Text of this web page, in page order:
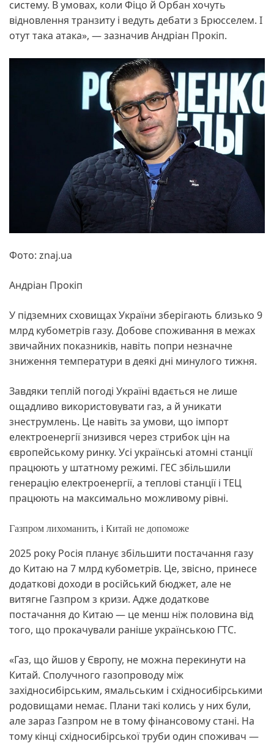
систему. В умовах, коли Фіцо й Орбан хочуть
відновлення транзиту і ведуть дебати з Брюсселем. І
отут така атака», — зазначив Андріан Прокіп.
Фото: znaj.ua
Андріан Прокіп
У підземних сховищах України зберігають близько 9
млрд кубометрів газу. Добове споживання в межах
звичайних показників, навіть попри незначне
зниження температури в деякі дні минулого тижня.
Завдяки теплій погоді Україні вдається не лише
ощадливо використовувати газ, а й уникати
знеструмлень. Це навіть за умови, що імпорт
електроенергії знизився через стрибок цін на
європейському ринку. Усі українські атомні станції
працюють у штатному режимі. ГЕС збільшили
генерацію електроенергії, а теплові станції і ТЕЦ
працюють на максимально можливому рівні.
Газпром лихоманить, і Китай не допоможе
2025 року Росія планує збільшити постачання газу
до Китаю на 7 млрд кубометрів. Це, звісно, принесе
додаткові доходи в російський бюджет, але не
витягне Газпром з кризи. Адже додаткове
постачання до Китаю — це менш ніж половина від
того, що прокачували раніше українською ГТС.
«Газ, що йшов у Європу, не можна перекинути на
Китай. Сполучного газопроводу між
західносибірським, ямальським і східносибірськими
родовищами немає. Плани такі колись у них були,
але зараз Газпром не в тому фінансовому стані. На
тому кінці східносибірської труби один споживач —